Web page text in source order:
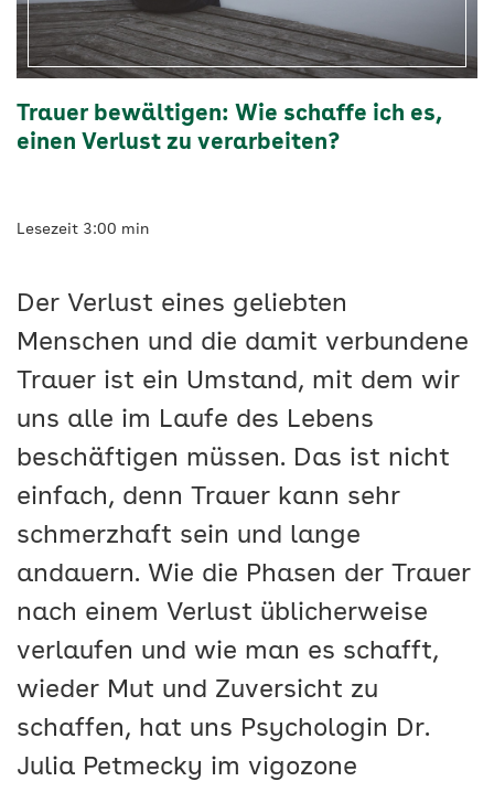
Vigozone
Trauer bewältigen: Wie schaffe ich es,
einen Verlust zu verarbeiten?
Lesezeit 3:00 min
Der Verlust eines geliebten
Menschen und die damit verbundene
Trauer ist ein Umstand, mit dem wir
uns alle im Laufe des Lebens
beschäftigen müssen. Das ist nicht
einfach, denn Trauer kann sehr
schmerzhaft sein und lange
andauern. Wie die Phasen der Trauer
nach einem Verlust üblicherweise
verlaufen und wie man es schafft,
wieder Mut und Zuversicht zu
schaffen, hat uns Psychologin Dr.
Julia Petmecky im vigozone